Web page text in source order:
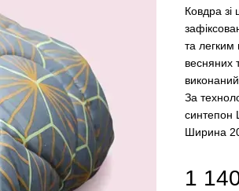
Ковдра
та легким
весняних
За
синтепон
Ширина
1